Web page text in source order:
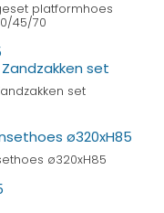
platformhoes
45/70
set
ø320xH85